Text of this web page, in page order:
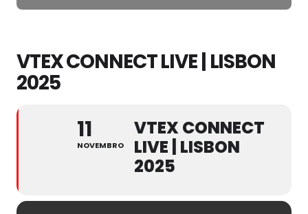
VTEX CONNECT LIVE | LISBON
2025
11
NOVEMBRO
VTEX CONNECT
LIVE | LISBON
2025